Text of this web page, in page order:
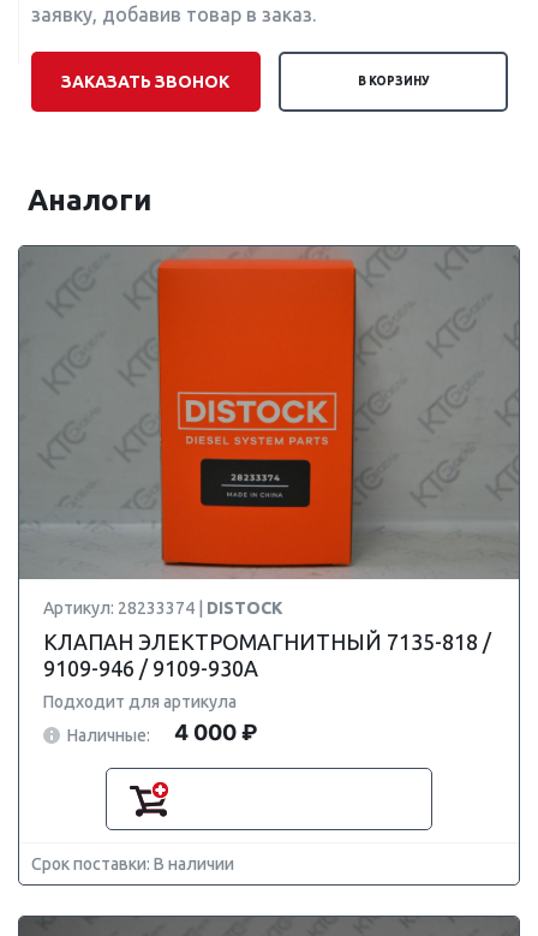
заявку, добавив товар в заказ.
ЗАКАЗАТЬ ЗВОНОК В КОРЗИНУ
Аналоги
Артикул: 28233374 | DISTOCK
КЛАПАН ЭЛЕКТРОМАГНИТНЫЙ 7135-818 /
9109-946 / 9109-930A
Подходит для артикула
Наличные:
4 000 ₽
Срок поставки: В наличии